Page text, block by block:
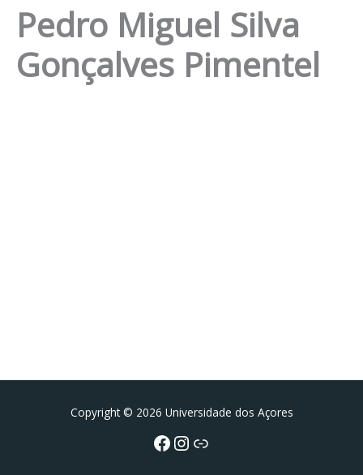
Pedro Miguel Silva
Gonçalves Pimentel
Copyright © 2026 Universidade dos Açores
Facebook
Instagram da FCTPortal da UAc